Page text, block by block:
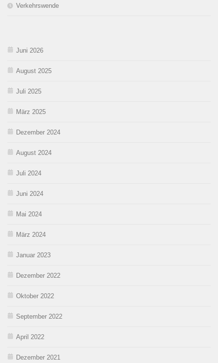
Verkehrswende
Juni 2026
August 2025
Juli 2025
März 2025
Dezember 2024
August 2024
Juli 2024
Juni 2024
Mai 2024
März 2024
Januar 2023
Dezember 2022
Oktober 2022
September 2022
April 2022
Dezember 2021